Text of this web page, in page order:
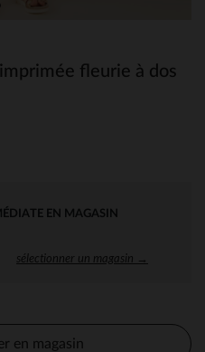
fleurie à dos
EN MAGASIN
sélectionner un magasin →
en magasin